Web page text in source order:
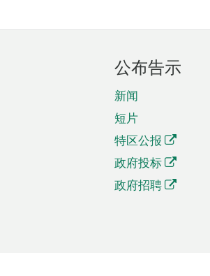
公布告示
新闻
短片
特区公报
政府投标
政府招聘